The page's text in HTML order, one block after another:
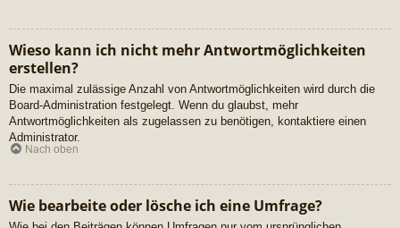
Wieso kann ich nicht mehr Antwortmöglichkeiten
erstellen?
Die maximal zulässige Anzahl von Antwortmöglichkeiten wird durch die
Board-Administration festgelegt. Wenn du glaubst, mehr
Antwortmöglichkeiten als zugelassen zu benötigen, kontaktiere einen
Administrator.
Nach oben
Wie bearbeite oder lösche ich eine Umfrage?